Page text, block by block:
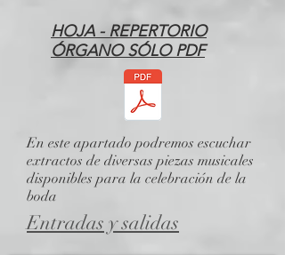
HOJA - REPERTORIO
ÓRGANO SÓLO PDF
En este apartado podremos escuchar
extractos de diversas piezas musicales
disponibles para la celebración de la
boda
Entradas y salidas